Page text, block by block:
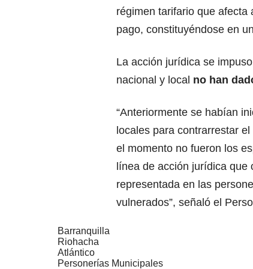
régimen tarifario que afecta
pago, constituyéndose en
La acción jurídica se
nacional y local no han
“Anteriormente se habían
locales para contrarrestar
el momento no fueron los
línea de acción jurídica que
representada en las
vulnerados”, señaló el
Barranquilla
Riohacha
Atlántico
Personerías Municipales